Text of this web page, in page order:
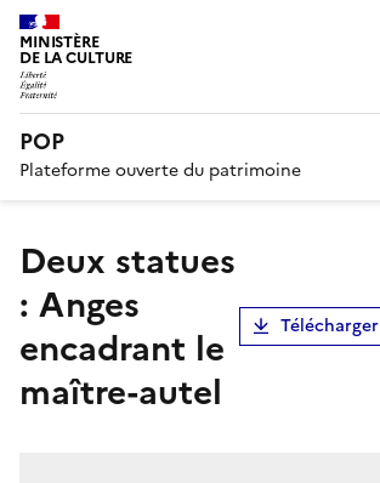
MINISTÈRE
DE LA CULTURE
POP
Plateforme ouverte du patrimoine
deux statues
: Anges
encadrant le
maître-autel
Télécharger